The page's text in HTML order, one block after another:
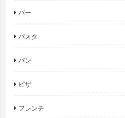
バー
パスタ
パン
ピザ
フレンチ